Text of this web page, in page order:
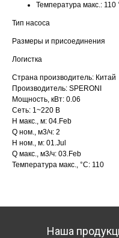
Температура макс.: 110
Тип насоса
Размеры и присоединения
Логистка
Страна производитель: Китай
Производитель: SPERONI
Мощность, кВт: 0.06
Сеть: 1~220 В
H макс., м: 04.Feb
Q ном., м3/ч: 2
H ном., м: 01.Jul
Q макс., м3/ч: 03.Feb
Температура макс., °С: 110
Наша